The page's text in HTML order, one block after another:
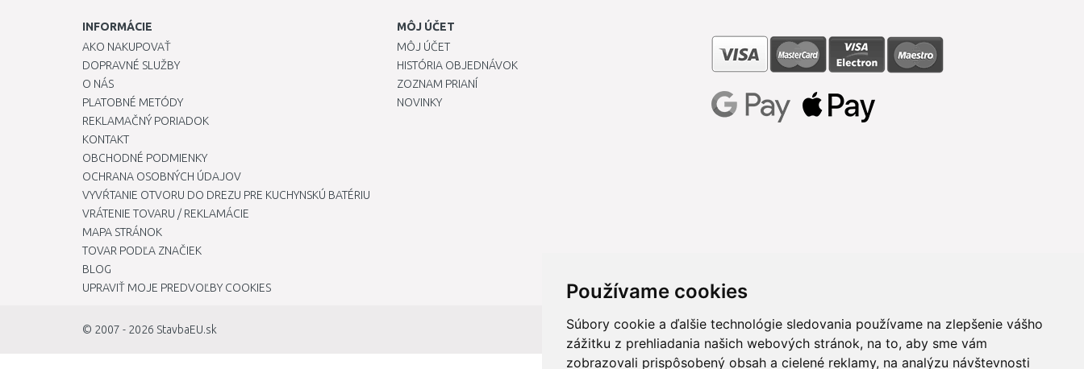
Používame cookies
Súbory cookie a ďalšie technológie sledovania používame na zlepšenie vášho
zážitku z prehliadania našich webových stránok, na to, aby sme vám
zobrazovali prispôsobený obsah a cielené reklamy, na analýzu návštevnosti
INFORMÁCIE
AKO NAKUPOVAŤ
DOPRAVNÉ SLUŽBY
O NÁS
PLATOBNÉ METÓDY
REKLAMAČNÝ PORIADOK
KONTAKT
OBCHODNÉ PODMIENKY
OCHRANA OSOBNÝCH ÚDAJOV
VYVŔTANIE OTVORU DO DREZU PRE KUCHYNSKÚ BATÉRIU
VRÁTENIE TOVARU / REKLAMÁCIE
MAPA STRÁNOK
TOVAR PODĽA ZNAČIEK
BLOG
UPRAVIŤ MOJE PREDVOĽBY COOKIES
MÔJ ÚČET
MÔJ ÚČET
HISTÓRIA OBJEDNÁVOK
ZOZNAM PRIANÍ
NOVINKY
© 2007 - 2026 StavbaEU.sk